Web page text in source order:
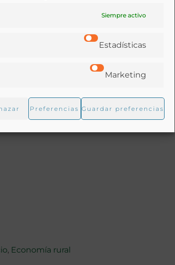
Siempre activo
Estadísticas
Marketing
Preferencias Guardar preferencias
, Economía rural